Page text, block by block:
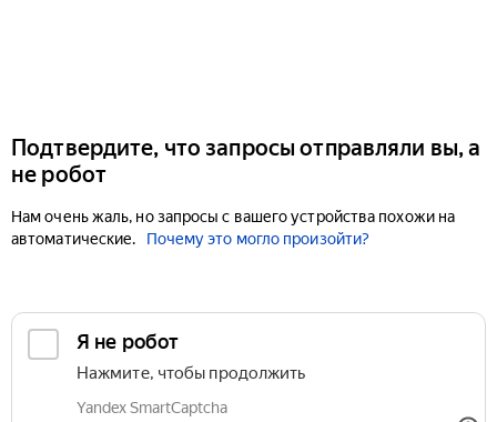
Подтвердите, что запросы отправляли вы, а
не робот
Нам очень жаль, но запросы с вашего устройства похожи на
автоматические.
Почему это могло произойти?